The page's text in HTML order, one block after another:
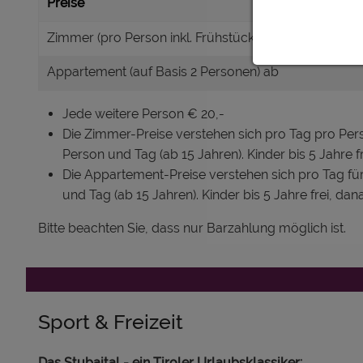
Zimmer (pro Person inkl. Frühstück) ab
Appartement (auf Basis 2 Personen) ab
Jede weitere Person € 20,-
Die Zimmer-Preise verstehen sich pro Tag pro
Person und Tag (ab 15 Jahren). Kinder bis 5 Jahre
Die Appartement-Preise verstehen sich pro Tag
und Tag (ab 15 Jahren). Kinder bis 5 Jahre frei,
Bitte beachten Sie, dass nur Barzahlung möglich ist.
Sport & Freizeit